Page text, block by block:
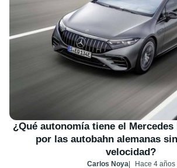
¿Qué autonomía tiene el Mercedes
por las autobahn alemanas
velocidad?
Carlos Noya Hace 4 años